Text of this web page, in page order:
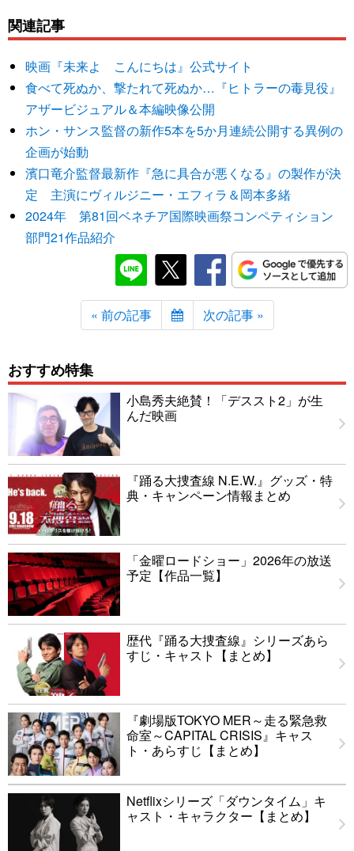
関連記事
映画『未来よ こんにちは』公式サイト
食べて死ぬか、撃たれて死ぬか…『ヒトラーの毒見役』
アザービジュアル＆本編映像公開
ホン・サンス監督の新作5本を5か月連続公開する異例の
企画が始動
濱口竜介監督最新作『急に具合が悪くなる』の製作が決
定 主演にヴィルジニー・エフィラ＆岡本多緒
2024年 第81回ベネチア国際映画祭コンペティション
部門21作品紹介
« 前の記事 次の記事 »
おすすめ特集
小島秀夫絶賛！「デススト2」が生
んだ映画
『踊る大捜査線 N.E.W.』グッズ・特
典・キャンペーン情報まとめ
「金曜ロードショー」2026年の放送
予定【作品一覧】
歴代『踊る大捜査線』シリーズあら
すじ・キャスト【まとめ】
『劇場版TOKYO MER～走る緊急救
命室～CAPITAL CRISIS』キャス
ト・あらすじ【まとめ】
Netflixシリーズ「ダウンタイム」キ
ャスト・キャラクター【まとめ】